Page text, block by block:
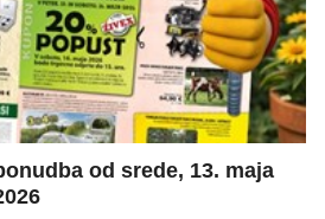
od srede, 13. maja